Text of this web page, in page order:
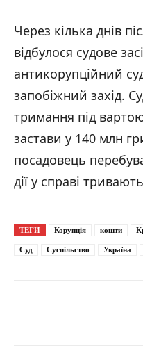
Через кілька днів
відбулося судове
антикорупційний
запобіжний захід.
тримання під
застави у 140 млн
посадовець
дії у справі
ТЕГИ Корупція кошти
Суд Суспільство Україна